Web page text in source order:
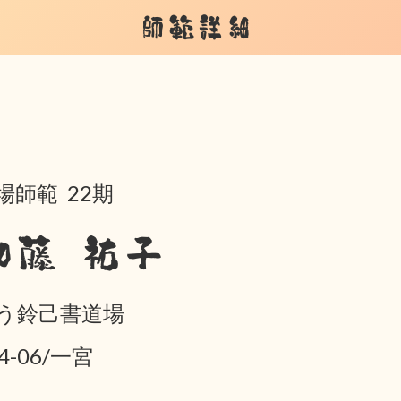
師範詳細
師範 22期
藤 祐子
鈴己書道場
06/一宮